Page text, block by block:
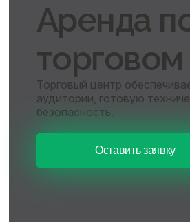
Аренда
Торговый центр
аудитории, готовую
безопасность.
Оставить заявку